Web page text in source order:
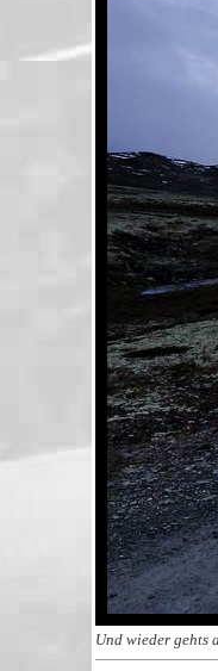
Und wieder gehts